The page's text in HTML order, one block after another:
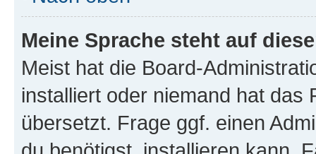
Meine Sprache steht auf
Meist hat die Board-
installiert oder niemand hat das
übersetzt. Frage ggf. einen